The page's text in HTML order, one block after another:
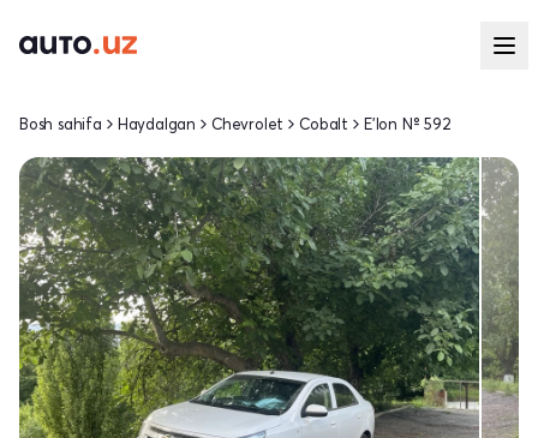
Bosh sahifa Haydalgan Chevrolet Cobalt E'lon № 592